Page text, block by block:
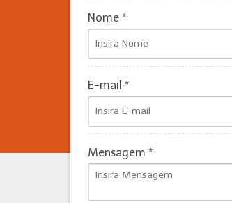
Nome *
E-mail *
Mensagem *